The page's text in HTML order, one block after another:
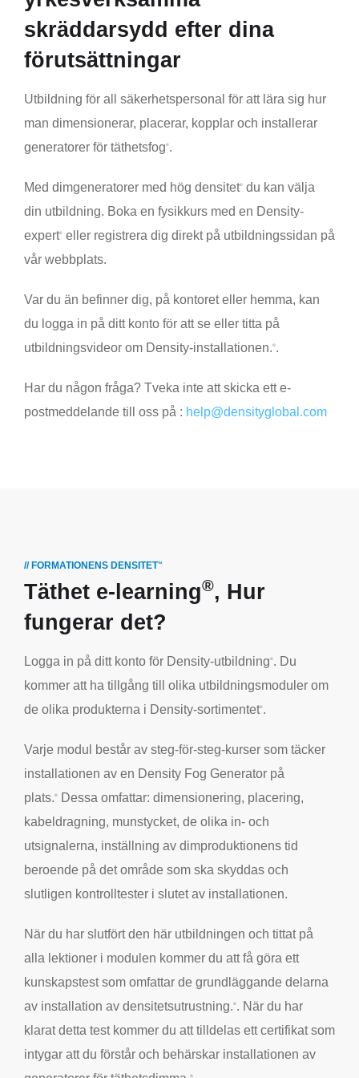
skräddarsydd efter dina
förutsättningar
Utbildning för all säkerhetspersonal för att lära sig hur
man dimensionerar, placerar, kopplar och installerar
generatorer för täthetsfog ® .
Med dimgeneratorer med hög densitet®
du kan välja
din utbildning. Boka en fysikkurs med en Density-
expert®
eller registrera dig direkt på utbildningssidan på
vår webbplats.
Var du än befinner dig, på kontoret eller hemma, kan
du logga in på ditt konto för att se eller titta på
utbildningsvideor om Density-installationen. ® .
Har du någon fråga? Tveka inte att skicka ett e-
postmeddelande till oss på : help@densityglobal.com
// FORMATIONENS DENSITET TM
Täthet e-learning®, Hur
fungerar det?
Logga in på ditt konto för Density-utbildning ® . Du
kommer att ha tillgång till olika utbildningsmoduler om
de olika produkterna i Density-sortimentet® .
Varje modul består av steg-för-steg-kurser som täcker
installationen av en Density Fog Generator på
plats. ®
Dessa omfattar: dimensionering, placering,
kabeldragning, munstycket, de olika in- och
utsignalerna, inställning av dimproduktionens tid
beroende på det område som ska skyddas och
slutligen kontrolltester i slutet av installationen.
När du har slutfört den här utbildningen och tittat på
alla lektioner i modulen kommer du att få göra ett
kunskapstest som omfattar de grundläggande delarna
av installation av densitetsutrustning. ® . När du har
klarat detta test kommer du att tilldelas ett certifikat som
intygar att du förstår och behärskar installationen av
®